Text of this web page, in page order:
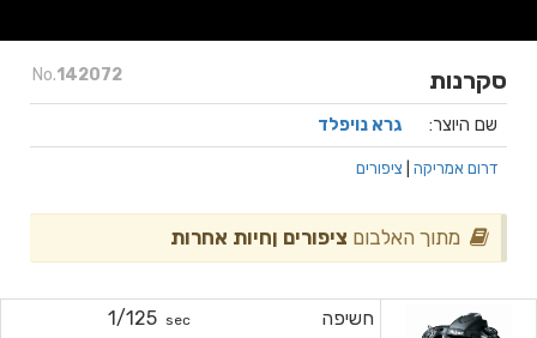
No.142072 סקרנות
שם היוצר: גרא נויפלד
דרום אמריקה ציפורים
מתוך האלבום ציפורים ןחיות אחרות
חשיפה sec
1/125